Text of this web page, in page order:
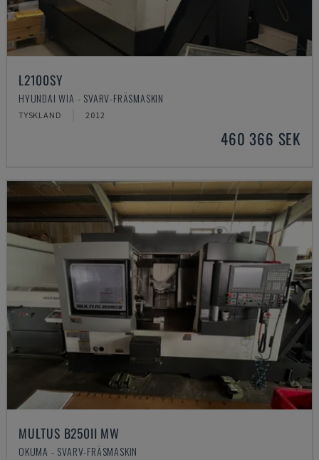
L2100SY
HYUNDAI WIA - SVARV-FRÄSMASKIN
TYSKLAND 2012
460 366 SEK
MULTUS B250II MW
OKUMA - SVARV-FRÄSMASKIN